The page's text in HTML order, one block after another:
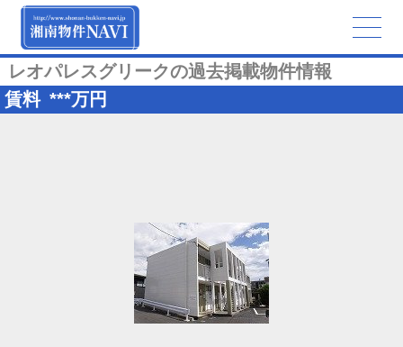
レオパレスグリークの過去掲載物件情報
賃料 ***万円